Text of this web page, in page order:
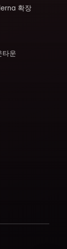
확장
운